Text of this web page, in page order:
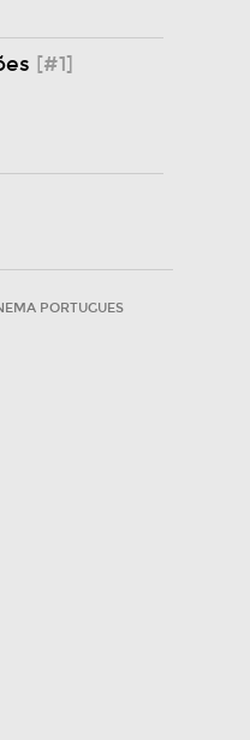
[#1]
PORTUGUES